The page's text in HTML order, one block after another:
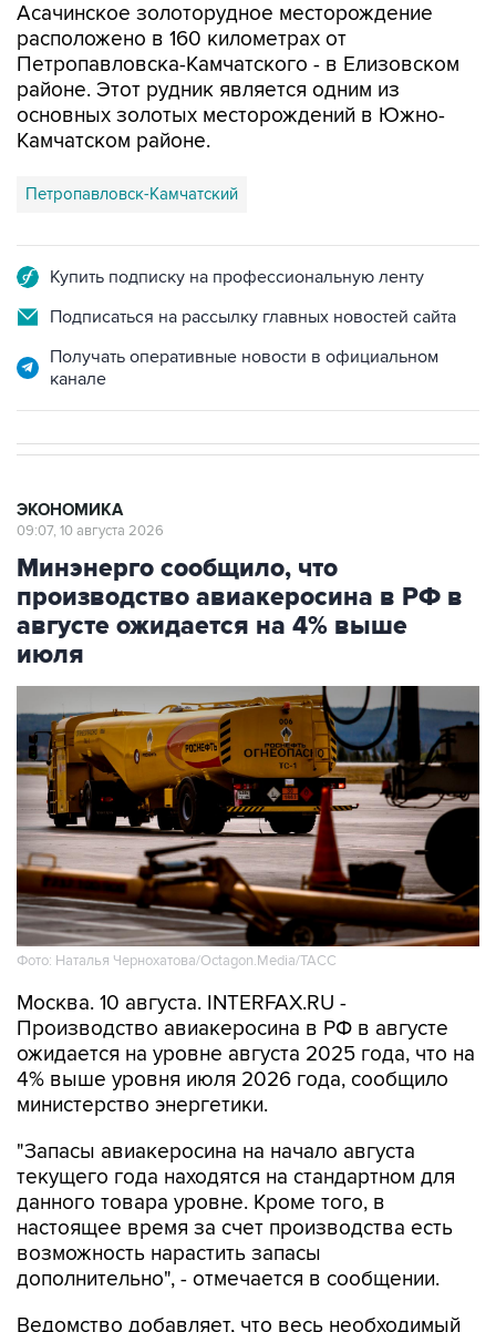
Асачинское золоторудное месторождение
расположено в 160 километрах от
Петропавловска-Камчатского - в Елизовском
районе. Этот рудник является одним из
основных золотых месторождений в Южно-
Камчатском районе.
Петропавловск-Камчатский
Купить подписку на профессиональную ленту
Подписаться на рассылку главных новостей сайта
Получать оперативные новости в официальном
канале
ЭКОНОМИКА
09:07, 10 августа 2026
Минэнерго сообщило, что
производство авиакеросина в РФ в
августе ожидается на 4% выше
июля
Фото: Наталья Чернохатова/Octagon.Media/ТАСС
Москва. 10 августа. INTERFAX.RU -
Производство авиакеросина в РФ в августе
ожидается на уровне августа 2025 года, что на
4% выше уровня июля 2026 года, сообщило
министерство энергетики.
"Запасы авиакеросина на начало августа
текущего года находятся на стандартном для
данного товара уровне. Кроме того, в
настоящее время за счет производства есть
возможность нарастить запасы
дополнительно", - отмечается в сообщении.
Ведомство добавляет, что весь необходимый